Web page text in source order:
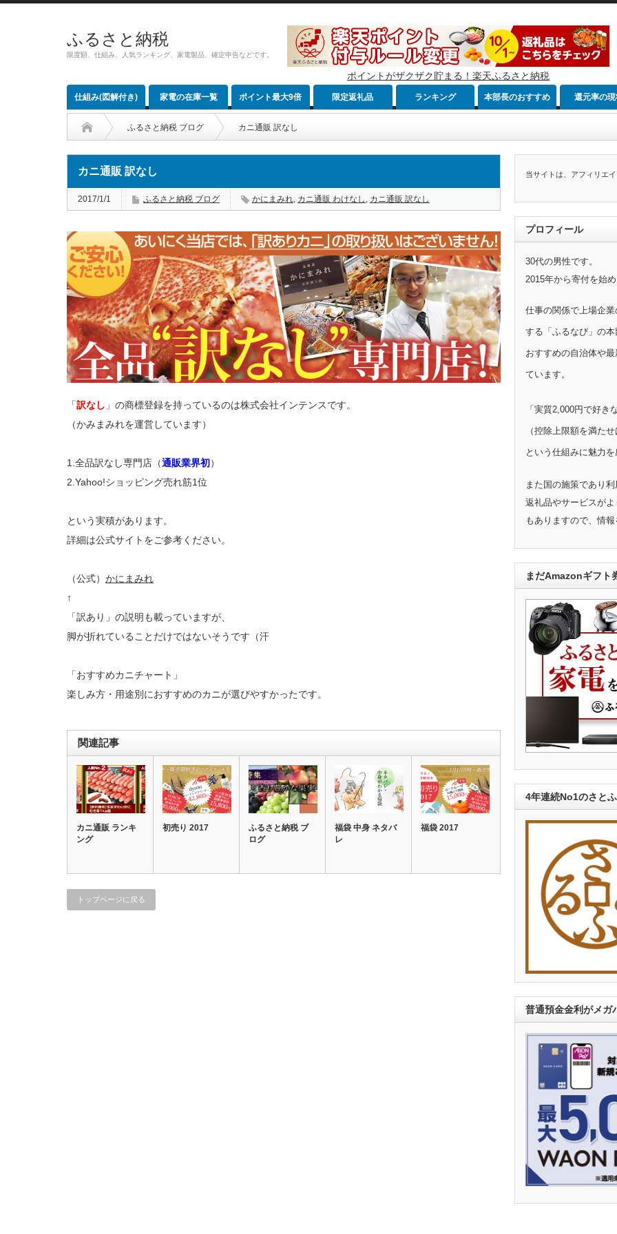
ふるさと納税
限度額、仕組み、人気ランキング、家電製品、確定申告などです。
ポイントがザクザク貯まる！楽天ふるさと納税
仕組み(図解付き) 家電の在庫一覧 ポイント最大9倍 限定返礼品 ランキング 本部長のおすすめ 還元率の
ふるさと納税 ブログ カニ通販 訳なし
カニ通販 訳なし
2017/1/1 ふるさと納税 ブログ かにまみれ, カニ通販 わけなし , カニ通販 訳なし
「訳なし 」の商標登録を持っているのは株式会社インテンスです。
（かみまみれを運営しています）
1.全品訳なし専門店（通販業界初）
2.Yahoo!ショッピング売れ筋1位
という実積があります。
詳細は公式サイトをご参考ください。
（公式） かにまみれ
↑
「訳あり」の説明も載っていますが、
脚が折れていることだけではないそうです（汗
「おすすめカニチャート」
楽しみ方・用途別におすすめのカニが選びやすかったです。
関連記事
カニ通販 ランキ
ング
初売り 2017
ふるさと納税 ブ
ログ
福袋 中身 ネタバ
レ
福袋 2017
トップページに戻る
当サイトは、アフィリエ
プロフィール
30代の男性です。
2015年から寄付を始
仕事の関係で上場企
する「ふるなび」の
おすすめの自治体や
ています。
「実質2,000円で好き
（控除上限額を満た
という仕組みに魅力
また国の施策であり
返礼品やサービスが
もありますので、情
まだAmazonギフト
4年連続No1のさと
普通預金金利がメガ